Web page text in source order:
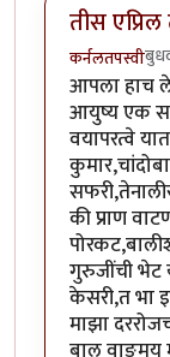
तीस
कर्नलतपस्वी
आपला हाच
आयुष्य एक
वयापरत्वे
की प्राण
गुरुजींची भेट
केसरी,त भा
माझा